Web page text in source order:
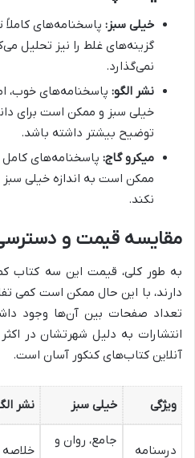
خیلی سبز: پاسخنامه‌های
گزینه‌های غلط را نیز تحلیل
نمی‌گذارد.
نشر الگو: پاسخنامه‌های خوب،
خیلی سبز و ممکن است برای
توضیح بیشتر داشته باشد.
میکرو گاج: پاسخنامه‌های کامل
ممکن است به اندازه خیلی سبز
نکند.
مقایسه قیمت و
به طور کلی، قیمت این سه کتاب
دارند، با این حال ممکن است کمی
تعداد صفحات بین آن‌ها وجود
انتشارات به دلیل شهرتشان در
آنلاین کتاب‌های کنکور آسان است.
ویژگی خیلی سبز نشر
درسنامه
جامع، روان و
خلاصه